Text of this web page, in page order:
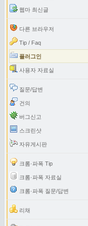
웹마 최신글
다른 브라우저
Tip / Faq
플러그인
사용자 자료실
질문/답변
건의
버그신고
스크린샷
자유게시판
크롬·파폭 Tip
크롬·파폭 자료실
크롬·파폭 질문/답변
리채